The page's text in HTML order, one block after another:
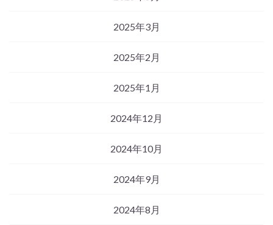
2025年3月
2025年2月
2025年1月
2024年12月
2024年10月
2024年9月
2024年8月